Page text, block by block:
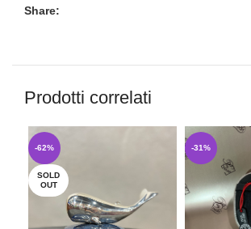
Share:
Prodotti correlati
-62%
SOLD
OUT
-31%